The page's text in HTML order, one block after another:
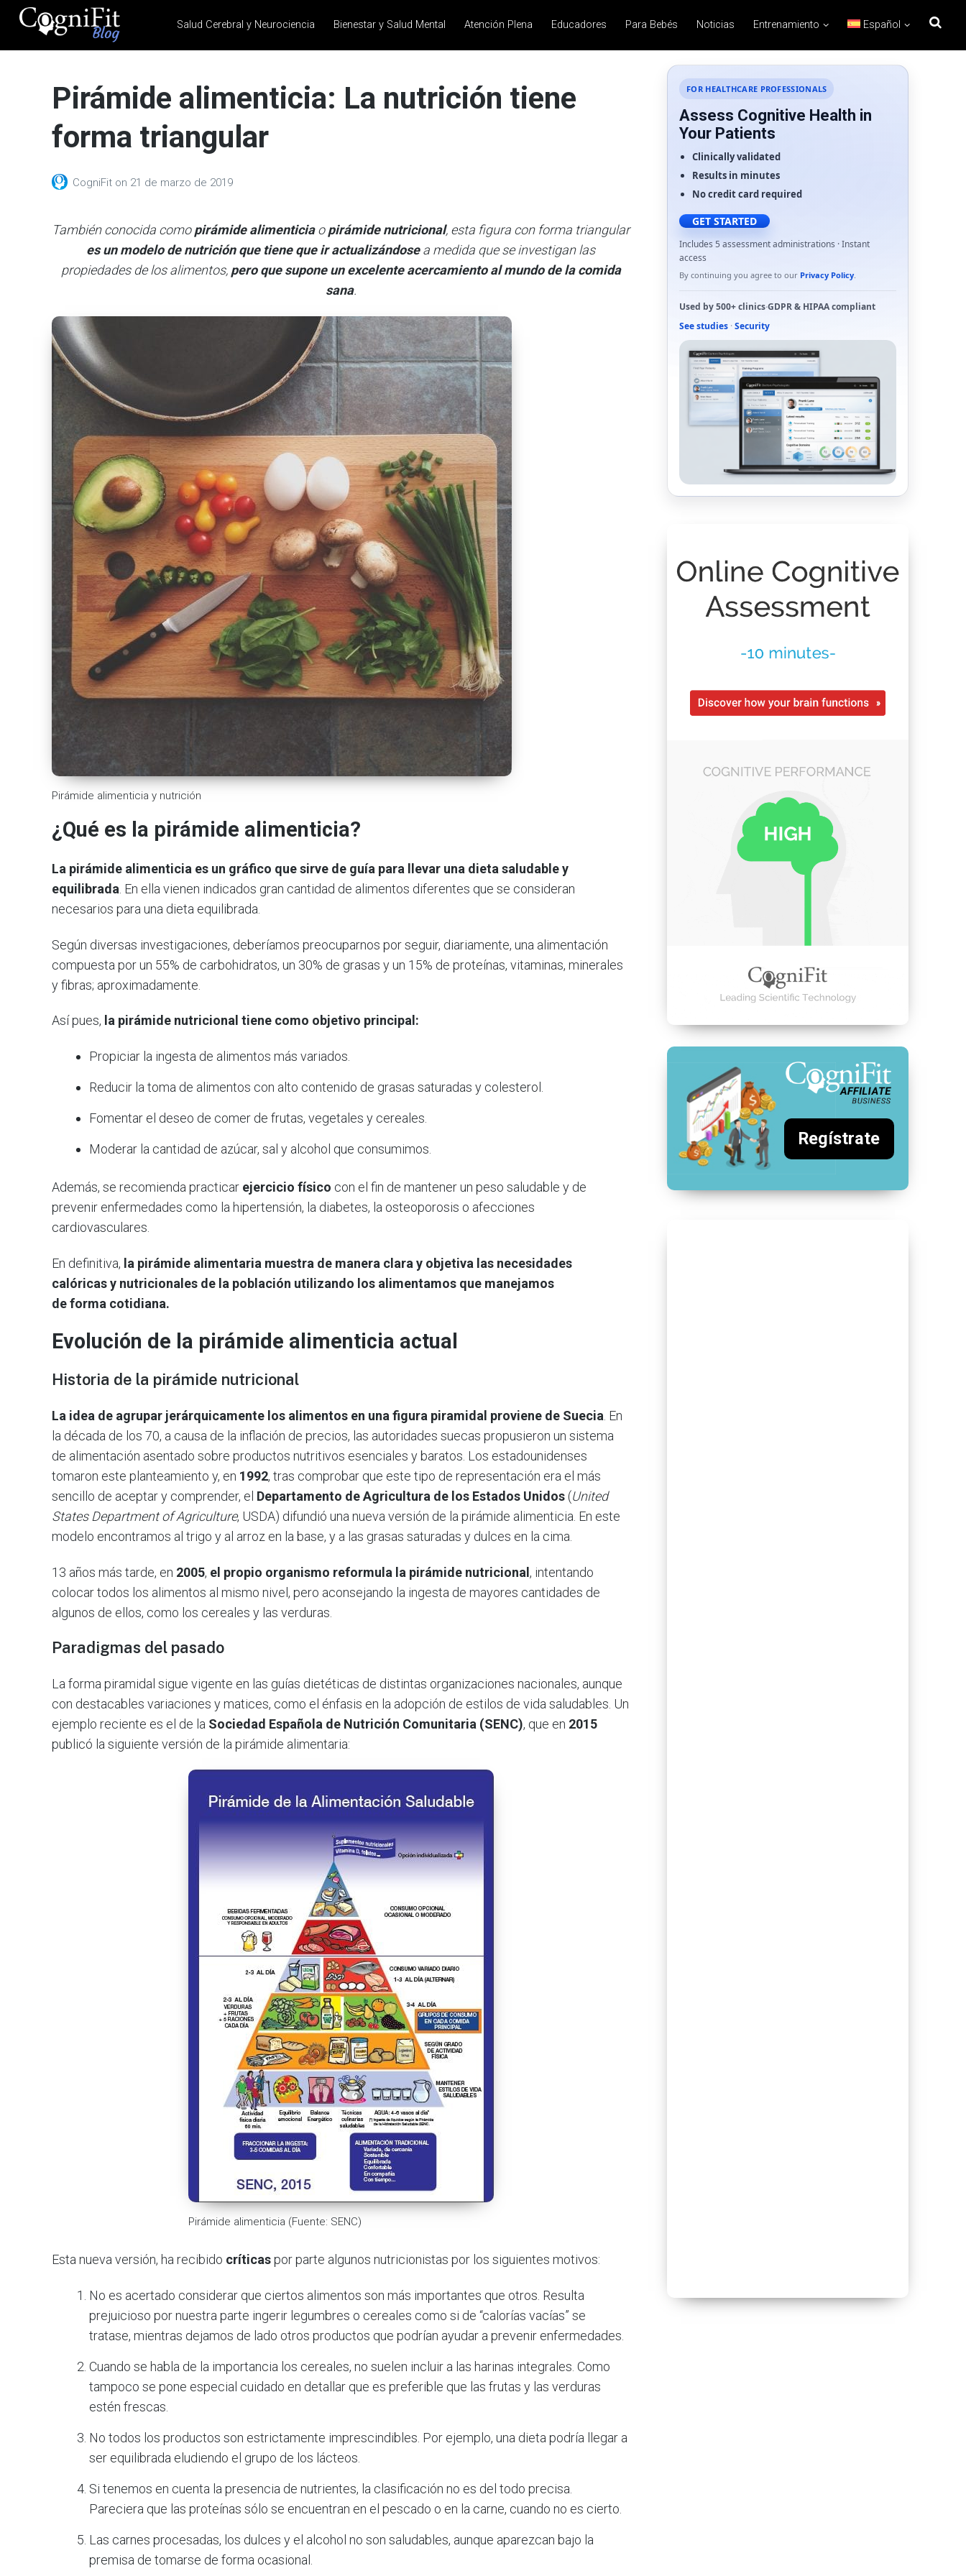
CogniFit
Health
News
Brain Training, Mental
Salud Cerebral y Neurociencia Bienestar y Salud Mental Atención Plena Educadores Para Bebés Noticias Entrenamiento Español
Pirámide alimenticia: La nutrición tiene
forma triangular
CogniFit on 21 de marzo de 2019
También conocida comopirámide alimenticiaopirámide nutricional, esta figura con forma triangular
es un modelo de nutrición que tiene que ir actualizándosea medida que se investigan las
propiedades de los alimentos, pero que supone un excelente acercamiento al mundo de la comida
sana.
Pirámide alimenticia y nutrición
¿Qué es la pirámide alimenticia?
La pirámide alimenticia es un gráfico que sirve de guía para llevar una dieta saludable y
equilibrada . En ella vienen indicados gran cantidad de alimentos diferentes que se consideran
necesarios para una dieta equilibrada.
Según diversas investigaciones, deberíamos preocuparnos por seguir, diariamente, una alimentación
compuesta por un 55% de carbohidratos, un 30% de grasas y un 15% de proteínas, vitaminas, minerales
y fibras; aproximadamente.
Así pues, la pirámide nutricional tiene como objetivo principal:
Propiciar la ingesta de alimentos más variados.
Reducir la toma de alimentos con alto contenido de grasas saturadas y colesterol.
Fomentar el deseo de comer de frutas, vegetales y cereales.
Moderar la cantidad de azúcar, sal y alcohol que consumimos.
Además, se recomienda practicar ejercicio físico con el fin de mantener un peso saludable y de
prevenir enfermedades como la hipertensión, la diabetes, la osteoporosis o afecciones
cardiovasculares.
En definitiva, la pirámide alimentaria muestra de manera clara y objetiva las necesidades
calóricas y nutricionales de la población utilizando los alimentamos que manejamos
de forma cotidiana.
Evolución de la pirámide alimenticia actual
Historia de la pirámide nutricional
La idea de agrupar jerárquicamente los alimentos en una figura piramidal proviene de Suecia. En
la década de los 70, a causa de la inflación de precios, las autoridades suecas propusieron un sistema
de alimentación asentado sobre productos nutritivos esenciales y baratos. Los estadounidenses
tomaron este planteamiento y, en 1992, tras comprobar que este tipo de representación era el más
sencillo de aceptar y comprender, el Departamento de Agricultura de los Estados Unidos (United
States Department of Agriculture, USDA) difundió una nueva versión de la pirámide alimenticia. En este
modelo encontramos al trigo y al arroz en la base, y a las grasas saturadas y dulces en la cima.
13 años más tarde, en 2005, el propio organismo reformula la pirámide nutricional , intentando
colocar todos los alimentos al mismo nivel, pero aconsejando la ingesta de mayores cantidades de
algunos de ellos, como los cereales y las verduras.
Paradigmas del pasado
La forma piramidal sigue vigente en las guías dietéticas de distintas organizaciones nacionales, aunque
con destacables variaciones y matices, como el énfasis en la adopción de estilos de vida saludables. Un
ejemplo reciente es el de la Sociedad Española de Nutrición Comunitaria (SENC), que en 2015
publicó la siguiente versión de la pirámide alimentaria:
Pirámide alimenticia (Fuente: SENC)
Esta nueva versión, ha recibido críticaspor parte algunos nutricionistas por los siguientes motivos:
No es acertado considerar que ciertos alimentos son más importantes que otros. Resulta
prejuicioso por nuestra parte ingerir legumbres o cereales como si de “calorías vacías” se
tratase, mientras dejamos de lado otros productos que podrían ayudar a prevenir enfermedades.
Cuando se habla de la importancia los cereales, no suelen incluir a las harinas integrales. Como
tampoco se pone especial cuidado en detallar que es preferible que las frutas y las verduras
estén frescas.
No todos los productos son estrictamente imprescindibles. Por ejemplo, una dieta podría llegar a
ser equilibrada eludiendo el grupo de los lácteos.
Si tenemos en cuenta la presencia de nutrientes, la clasificación no es del todo precisa.
Pareciera que las proteínas sólo se encuentran en el pescado o en la carne, cuando no es cierto.
Las carnes procesadas, los dulces y el alcohol no son saludables, aunque aparezcan bajo la
premisa de tomarse de forma ocasional.
FOR HEALTHCARE PROFESSIONALS
Assess Cognitive Health in
Your Patients
Clinically validated
Results in minutes
No credit card required
GET STARTED
Includes 5 assessment administrations · Instant
access
By continuing you agree to our Privacy Policy.
Used by500+ clinics·GDPR& HIPAAcompliant
See studies · Security
Regístrate